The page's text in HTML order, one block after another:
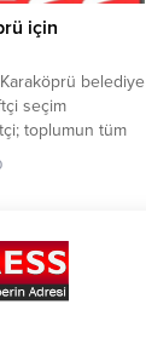
için
belediye
seçim
toplumun tüm
projeleriyle,
değiştirmeyi
ediyor.
adaylardan